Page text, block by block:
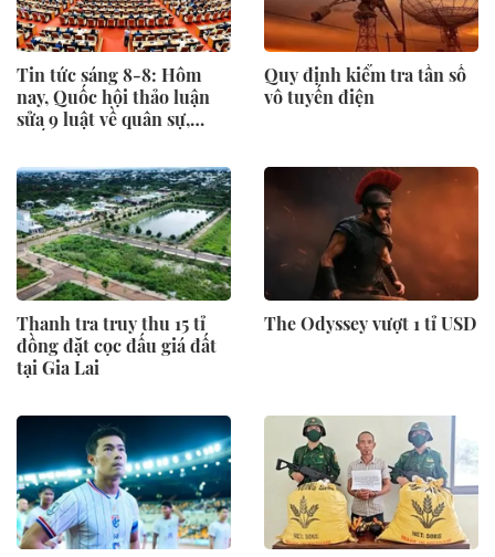
Tin tức sáng 8-8: Hôm
nay, Quốc hội thảo luận
sửa 9 luật về quân sự,
Quy định kiểm tra tần số
vô tuyến điện
Thanh tra truy thu 15 tỉ
đồng đặt cọc đấu giá đất
tại Gia Lai
The Odyssey vượt 1 tỉ USD